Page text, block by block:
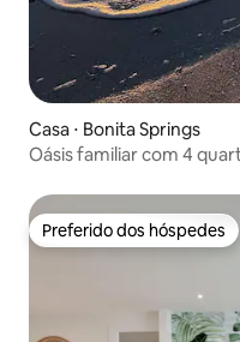
Casa ⋅ Bonita Springs
Oásis familiar com 4
Preferido dos hóspedes
Preferido dos hóspedes